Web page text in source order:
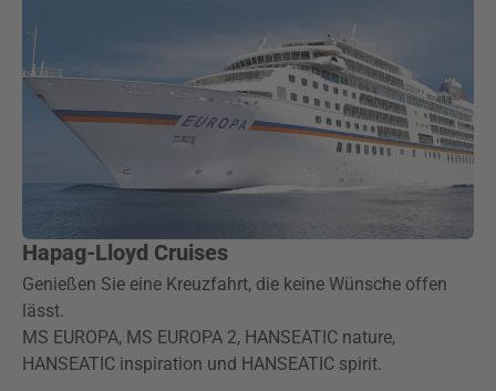
Hapag-Lloyd Cruises
Genießen Sie eine Kreuzfahrt, die keine Wünsche offen
lässt.
MS EUROPA, MS EUROPA 2, HANSEATIC nature,
HANSEATIC inspiration und HANSEATIC spirit.